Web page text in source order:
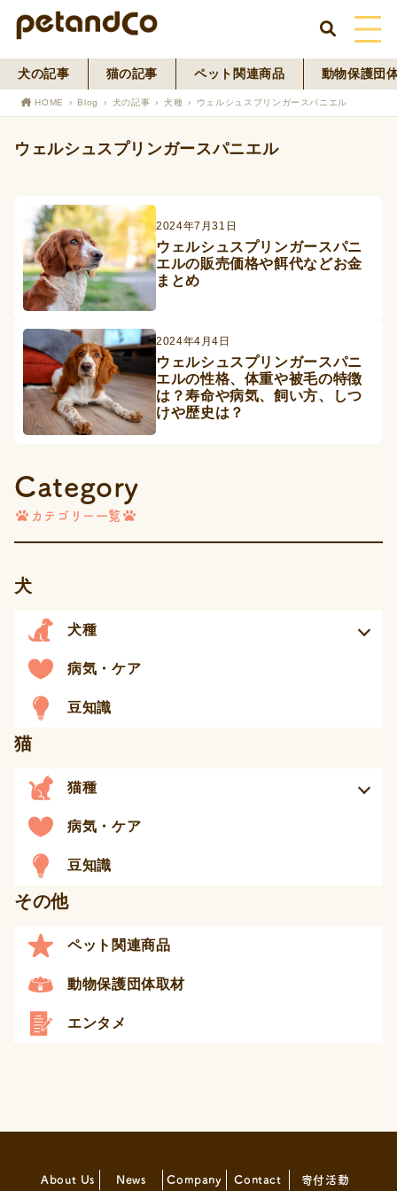
HOME
About Us
Blog
ペットフード事業
犬の記事 猫の記事 ペット関連商品 動物保護団
HOME Blog 犬の記事 犬種 ウェルシュスプリンガースパニエル
ウェルシュスプリンガースパニエル
2024年7月31日
ウェルシュスプリンガースパニ
エルの販売価格や餌代などお金
まとめ
2024年4月4日
ウェルシュスプリンガースパニ
エルの性格、体重や被毛の特徴
は？寿命や病気、飼い方、しつ
けや歴史は？
Category
カテゴリー一覧
犬
犬種
病気・ケア
豆知識
猫
猫種
病気・ケア
豆知識
その他
ペット関連商品
動物保護団体取材
エンタメ
About Us News Company Contact 寄付活動